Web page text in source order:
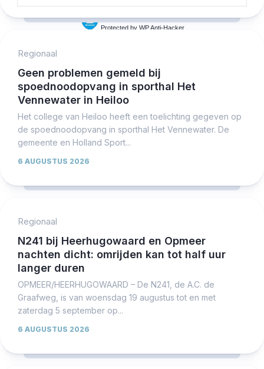
Regionaal
Geen problemen gemeld bij
spoednoodopvang in sporthal Het
Vennewater in Heiloo
Het college van Heiloo heeft een toelichting gegeven op
de spoednoodopvang in sporthal Het Vennewater. De
gemeente en Holland Sport...
6 AUGUSTUS 2026
Regionaal
N241 bij Heerhugowaard en Opmeer
nachten dicht: omrijden kan tot half uur
langer duren
OPMEER/HEERHUGOWAARD – De N241, de A.C. de
Graafweg, is van woensdag 19 augustus tot en met
zaterdag 5 september op...
6 AUGUSTUS 2026
Protected by WP Anti-Hacker